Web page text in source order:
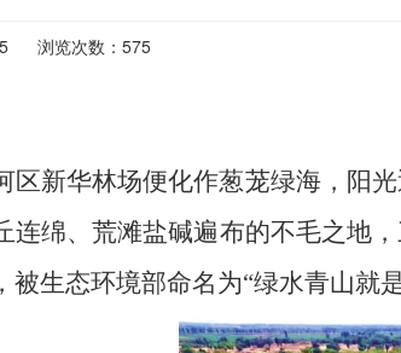
浏览次数：575
区新华林场便化作葱茏绿海，阳
连绵、荒滩盐碱遍布的不毛之地
被生态环境部命名为“绿水青山就